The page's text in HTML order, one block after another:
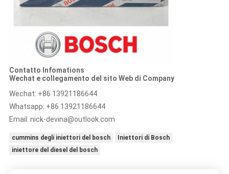
Contatto Infomations
Wechat e collegamento del sito Web di Company
Wechat: +86 13921186644
Whatsapp: +86 13921186644
Email: nick-devina@outlook.com
cummins degli iniettori del bosch
Iniettori di Bosch
iniettore del diesel del bosch